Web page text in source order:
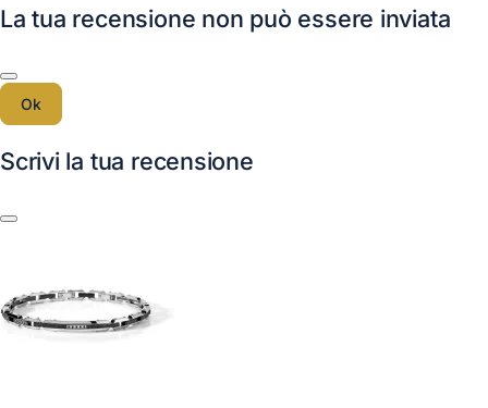
La tua recensione non può essere inviata
Ok
Scrivi la tua recensione